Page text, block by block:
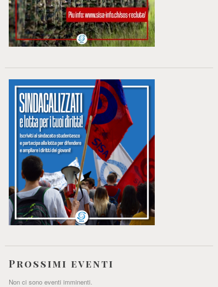
Prossimi eventi
Non ci sono eventi imminenti.